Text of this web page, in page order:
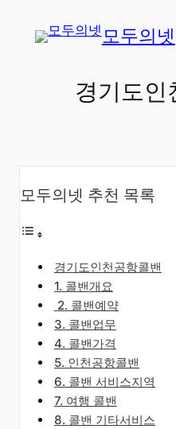
모두의넷
경기도인
모두의넷 추천 목록
경기도인천공항콜밴
​1. 콜밴개요
​2. 콜밴예약
3. 콜밴업무
4. 콜밴가격
5. 인천공항콜밴
6. 콜밴 서비스지역
7. 여행 콜밴
8. 콜밴 기타서비스